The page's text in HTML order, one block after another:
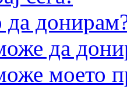
да
моето